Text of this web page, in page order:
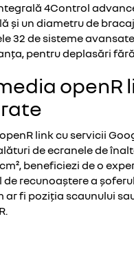
4Control
și un diametru de bracaj
32 de sisteme
pentru deplasări
openR
link cu servicii
de ecranele de
beneficiezi de o
recunoaștere a
ar fi poziția scaunului